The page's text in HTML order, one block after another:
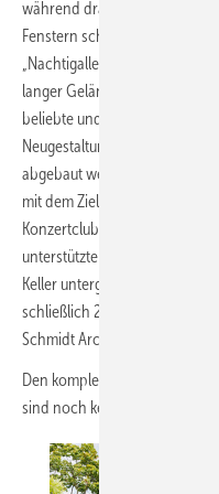
während draußen die
Fenstern schlafen. Bis vor
„Nachtigallenwäldeli“ ein
langer Geländestreifen. Hier
beliebte und legendäre
Neugestaltung des Areals
abgebaut werden musste,
mit dem Ziel, sich für einen
Konzertclubs für die
unterstützte das Vorhaben
Keller untergebrachten
schließlich 2019 ausgelobt
Schmidt ­Architekt:innen…
Den kompletten Beitrag lesen
sind noch kein Abonnent?